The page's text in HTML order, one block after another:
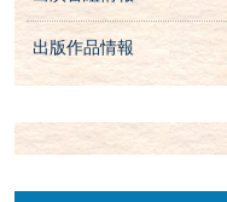
出版作品情報